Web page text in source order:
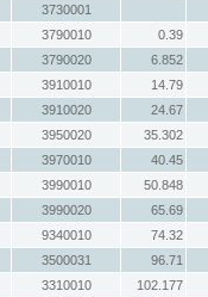
3730001
3790010
0.39
3790020
6.852
3910010
14.79
3910020
24.67
3950020
35.302
3970010
40.45
3990010
50.848
3990020
65.69
9340010
74.32
3500031
96.71
3310010
102.177